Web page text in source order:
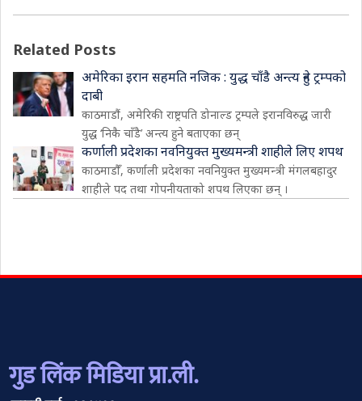
Related Posts
अमेरिका इरान सहमति नजिक : युद्ध चाँडै अन्त्य हुने ट्रम्पको
दाबी
काठमाडौं, अमेरिकी राष्ट्रपति डोनाल्ड ट्रम्पले इरानविरुद्ध जारी
युद्ध ‘निकै चाँडै’ अन्त्य हुने बताएका छन्
कर्णाली प्रदेशका नवनियुक्त मुख्यमन्त्री शाहीले लिए शपथ
काठमाडौँ, कर्णाली प्रदेशका नवनियुक्त मुख्यमन्त्री मंगलबहादुर
शाहीले पद तथा गोपनीयताको शपथ लिएका छन् ।
गुड लिंक मिडिया प्रा.ली.